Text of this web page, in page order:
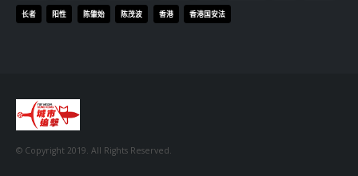
长者 阳性 陈肇始 陈茂波 香港 香港国安法
© Copyright 2019. All Rights Reserved.